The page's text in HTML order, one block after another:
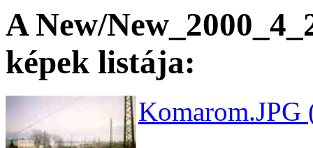
A New/
képek listája:
Komarom.JPG